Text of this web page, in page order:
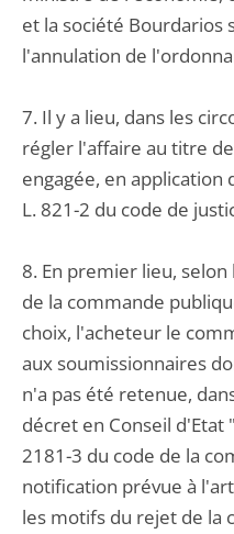
et la société Bourdarios
l'annulation de
7. Il y a lieu, dans les
régler l'affaire au titre
engagée, en application
L. 821-2 du code de
8. En premier lieu,
de la commande
choix, l'acheteur le
aux soumissionnaires
n'a pas été retenue,
décret en Conseil d'Etat
2181-3 du code de la
notification prévue à
les motifs du rejet de la